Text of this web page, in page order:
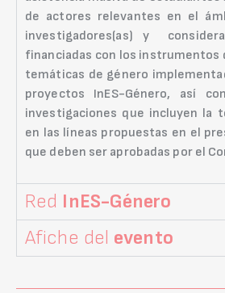
de actores relevantes en el
investigadores(as) y
financiadas con los instrumentos
temáticas de género
proyectos InES-Género, así
investigaciones que incluyen la
en las líneas propuestas en el
que deben ser aprobadas por el
Red InES-Género
Afiche del evento